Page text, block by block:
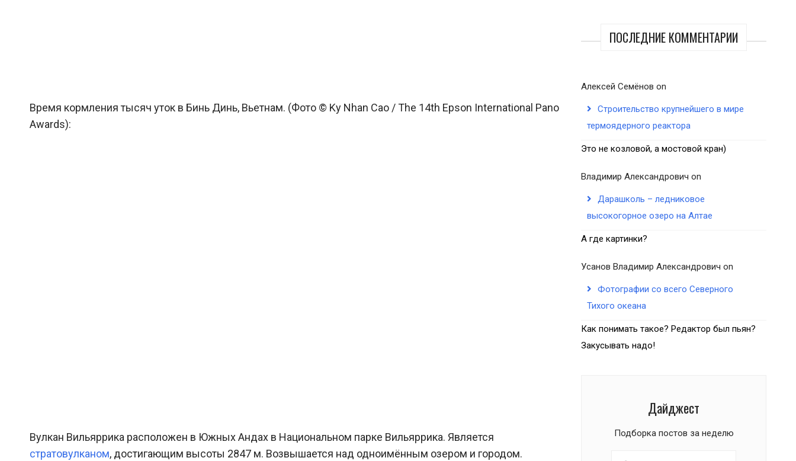
ПОСЛЕДНИЕ КОММЕНТАРИИ
Алексей Семёнов on
Строительство крупнейшего в мире
термоядерного реактора
Это не козловой, а мостовой кран)
Владимир Александрович on
Дарашколь – ледниковое
высокогорное озеро на Алтае
А где картинки?
Усанов Владимир Александрович on
Фотографии со всего Северного
Тихого океана
Как понимать такое? Редактор был пьян?
Закусывать надо!
Дайджест
Подборка постов за неделю
Время кормления тысяч уток в Бинь Динь, Вьетнам. (Фото © Ky Nhan Cao / The 14th Epson International Pano
Awards):
Вулкан Вильяррика расположен в Южных Андах в Национальном парке Вильяррика. Является
стратовулканом, достигающим высоты 2847 м. Возвышается над одноимённым озером и городом.